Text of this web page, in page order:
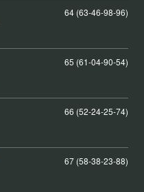
64 (63-46-98-96)
65 (61-04-90-54)
66 (52-24-25-74)
67 (58-38-23-88)